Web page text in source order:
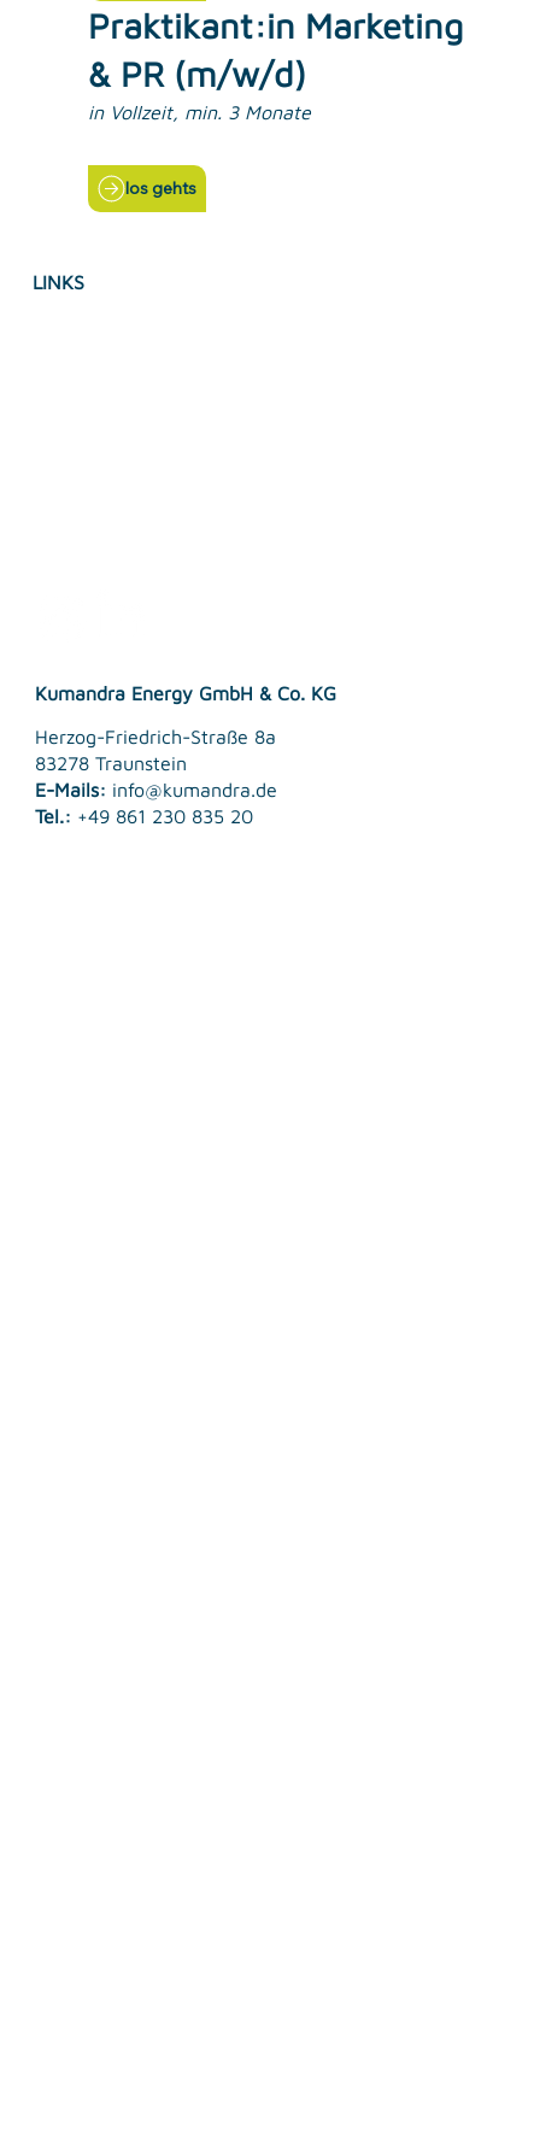
Praktikant:in Marketing
& PR (m/w/d)
in Vollzeit, min. 3 Monate
los gehts
Kumandra Energy GmbH & Co. KG
Herzog-Friedrich-Straße 8a
83278 Traunstein
E-Mails: info@kumandra.de
Tel.: +49 861 230 835 20
LINKS